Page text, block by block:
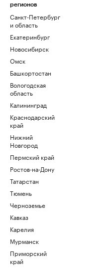
регионов
Санкт-Петербург
и область
Екатеринбург
Новосибирск
Омск
Башкортостан
Вологодская
область
Калининград
Краснодарский
край
Нижний
Новгород
Пермский край
Ростов-на-Дону
Татарстан
Тюмень
Черноземье
Кавказ
Карелия
Мурманск
Приморский
край